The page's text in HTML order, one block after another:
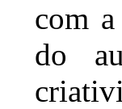
com
do